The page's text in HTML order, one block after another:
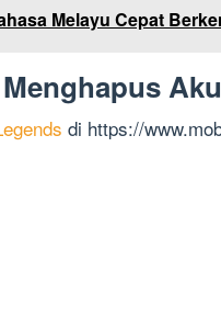
Melayu Cepat
di https://